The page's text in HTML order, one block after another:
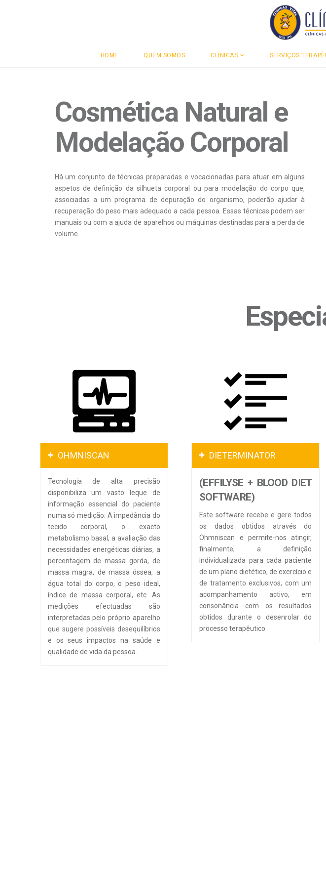
HOME QUEM SOMOS CLÍNICAS SERVIÇOS
Cosmética Natural e
Modelação Corporal
Há um conjunto de técnicas preparadas e vocacionadas para atuar em alguns
aspetos de definição da silhueta corporal ou para modelação do corpo que,
associadas a um programa de depuração do organismo, poderão ajudar à
recuperação do peso mais adequado a cada pessoa. Essas técnicas podem ser
manuais ou com a ajuda de aparelhos ou máquinas destinadas para a perda de
volume.
OHMNISCAN
Tecnologia de alta precisão
disponibiliza um vasto leque de
informação essencial do paciente
numa só medição: A impedância do
tecido corporal, o exacto
metabolismo basal, a avaliação das
necessidades energéticas diárias, a
percentagem de massa gorda, de
massa magra, de massa óssea, a
água total do corpo, o peso ideal,
índice de massa corporal, etc. As
medições efectuadas são
interpretadas pelo próprio aparelho
que sugere possíveis desequilíbrios
e os seus impactos na saúde e
qualidade de vida da pessoa.
DIETERMINATOR
(EFFILYSE + BLOOD DIET
SOFTWARE)
Este software recebe e gere todos
os dados obtidos através do
Ohmniscan e permite-nos atingir,
finalmente, a definição
individualizada para cada paciente
de um plano dietético, de exercício e
de tratamento exclusivos, com um
acompanhamento activo, em
consonância com os resultados
obtidos durante o desenrolar do
processo terapêutico.